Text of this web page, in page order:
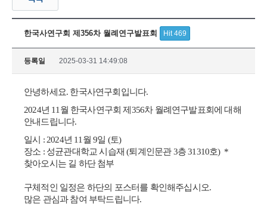
한국사연구회 제356차 월례연구발표회 Hit 469
등록일 2025-03-31 14:49:08
안녕하세요. 한국사연구회입니다.
2024년 11월 한국사연구회 제356차 월례연구발표회에 대해
안내드립니다.
일시 : 2024년 11월 9일 (토)
장소 : 성균관대학교 시습재 (퇴계인문관 3층 31310호) *
찾아오시는 길 하단 첨부
구체적인 일정은 하단의 포스터를 확인해주십시오.
많은 관심과 참여 부탁드립니다.